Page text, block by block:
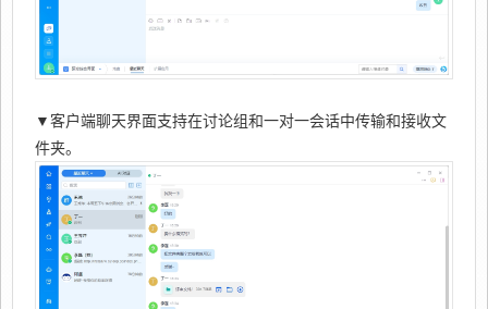
▼客户端聊天界面支持在讨论组和一对一会话中传输和接收文
件夹。